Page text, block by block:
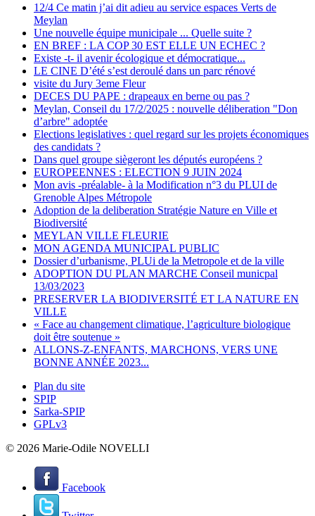
12/4 Ce matin j’ai dit adieu au service espaces Verts de
Meylan
Une nouvelle équipe municipale ... Quelle suite ?
EN BREF : LA COP 30 EST ELLE UN ECHEC ?
Existe -t- il avenir écologique et démocratique...
LE CINE D’été s’est deroulé dans un parc rénové
visite du Jury 3eme Fleur
DECES DU PAPE : drapeaux en berne ou pas ?
Meylan, Conseil du 17/2/2025 : nouvelle déliberation "Don
d’arbre" adoptée
Elections legislatives : quel regard sur les projets économiques
des candidats ?
Dans quel groupe siègeront les députés européens ?
EUROPEENNES : ELECTION 9 JUIN 2024
Mon avis -préalable- à la Modification n°3 du PLUI de
Grenoble Alpes Métropole
Adoption de la deliberation Stratégie Nature en Ville et
Biodiversité
MEYLAN VILLE FLEURIE
MON AGENDA MUNICIPAL PUBLIC
Dossier d’urbanisme, PLUi de la Metropole et de la ville
ADOPTION DU PLAN MARCHE Conseil municpal
13/03/2023
PRESERVER LA BIODIVERSITÉ ET LA NATURE EN
VILLE
« Face au changement climatique, l’agriculture biologique
doit être soutenue »
ALLONS-Z-ENFANTS, MARCHONS, VERS UNE
BONNE ANNÉE 2023...
Plan du site
SPIP
Sarka-SPIP
GPLv3
© 2026 Marie-Odile NOVELLI
Facebook